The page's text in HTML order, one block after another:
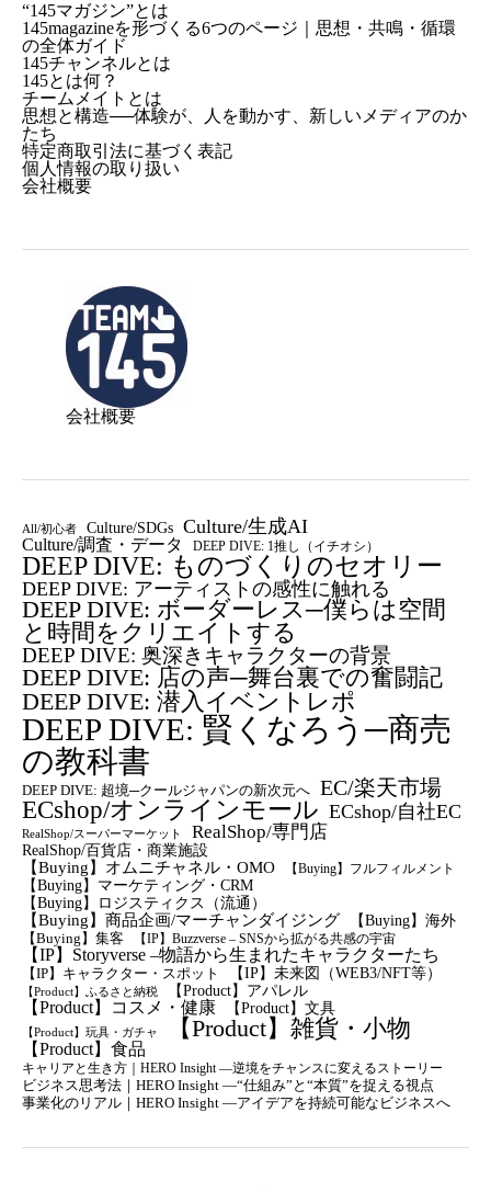
“145マガジン”とは
145magazineを形づくる6つのページ｜思想・共鳴・循環
の全体ガイド
145チャンネルとは
145とは何？
チームメイトとは
思想と構造──体験が、人を動かす、新しいメディアのか
たち
特定商取引法に基づく表記
個人情報の取り扱い
会社概要
会社概要
All/初心者 Culture/SDGs Culture/生成AI
Culture/調査・データ DEEP DIVE: 1推し（イチオシ）
DEEP DIVE: ものづくりのセオリー
DEEP DIVE: アーティストの感性に触れる
DEEP DIVE: ボーダーレス─僕らは空間
と時間をクリエイトする
DEEP DIVE: 奥深きキャラクターの背景
DEEP DIVE: 店の声─舞台裏での奮闘記
DEEP DIVE: 潜入イベントレポ
DEEP DIVE: 賢くなろう─商売
の教科書
DEEP DIVE: 超境─クールジャパンの新次元へ EC/楽天市場
ECshop/オンラインモール ECshop/自社EC
RealShop/スーパーマーケット RealShop/専門店
RealShop/百貨店・商業施設
【Buying】オムニチャネル・OMO
【Buying】フルフィルメント
【Buying】マーケティング・CRM
【buying】ロジスティクス（流通）
【Buying】商品企画/マーチャンダイジング 【Buying】海外
【Buying】集客 【IP】Buzzverse – SNSから拡がる共感の宇宙
【IP】Storyverse –物語から生まれたキャラクターたち
【IP】キャラクター・スポット 【IP】未来図（WEB3/NFT等）
【Product】ふるさと納税 【Product】アパレル
【Product】コスメ・健康 【Product】文具
【Product】玩具・ガチャ 【Product】雑貨・小物
【Product】食品
キャリアと生き方｜HERO Insight —逆境をチャンスに変えるストーリー
ビジネス思考法｜HERO Insight —“仕組み”と“本質”を捉える視点
事業化のリアル｜HERO Insight —アイデアを持続可能なビジネスへ